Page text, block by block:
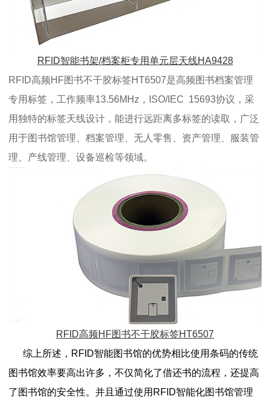
RFID智能书架/档案柜专用单元层天线HA9428
RFID高频HF图书不干胶标签HT6507是高频图书档案管理
专用标签，工作频率13.56MHz，ISO/IEC 15693协议，采
用独特的标签天线设计，能进行远距离多标签的读取，广泛
用于图书馆管理、档案管理、无人零售、资产管理、服装管
理、产线管理、设备巡检等领域。
RFID高频HF图书不干胶标签HT6507
综上所述， RFID智能图书馆的优势相比使用条码的传统
图书馆效率要高出许多，不仅简化了借还书的流程，还提高
了图书馆的安全性。并且通过使用RFID智能化图书馆管理